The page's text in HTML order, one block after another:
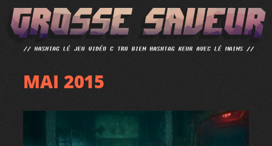
ALLER
AU
CONTENU
MAI 2015